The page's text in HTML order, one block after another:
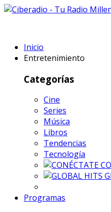
Inicio
Entretenimiento
Categorías
Cine
Series
Música
Libros
Tendencias
Tecnología
Programas